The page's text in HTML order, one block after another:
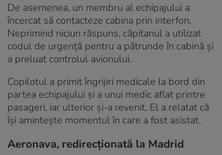
De asemenea, un membru al echipajului a
încercat să contacteze cabina prin interfon.
Neprimind niciun răspuns, căpitanul a utilizat
codul de urgență pentru a pătrunde în cabină și
a preluat controlul avionului.
Copilotul a primit îngrijiri medicale la bord din
partea echipajului și a unui medic aflat printre
pasageri, iar ulterior și-a revenit. El a relatat că
își amintește momentul în care a fost asistat.
Aeronava, redirecționată la Madrid